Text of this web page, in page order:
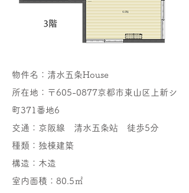
物件名：清水五条House
所在地：〒605-0877京都市東山区上新シ
町371番地6
交通：京阪線 清水五条站 徒歩5分
種類：独棟建築
構造：木造
室内面積：80.5㎡